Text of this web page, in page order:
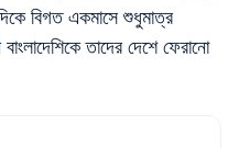
বিগত একমাসে শুধুমাত্র
তাদের দেশে ফেরানো